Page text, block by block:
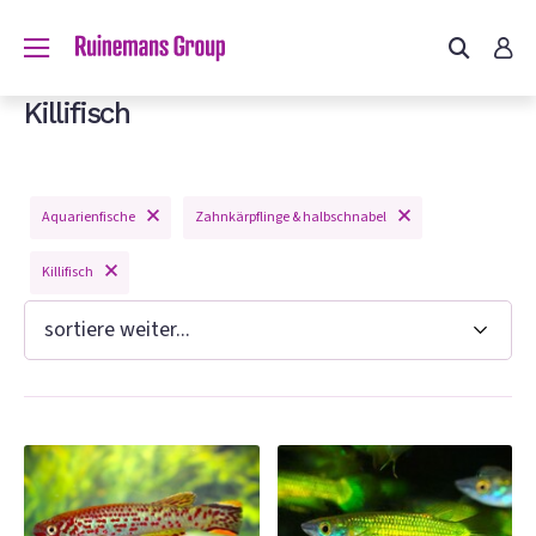
Killifisch
Aquarienfische Zahnkärpflinge & halbschnabel
Killifisch